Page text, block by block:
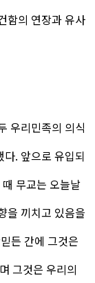
함의 연장과 유사
우리민족의 의식
. 앞으로 유입되
무교는 오늘날
을 끼치고 있음을
든 간에 그것은
그것은 우리의